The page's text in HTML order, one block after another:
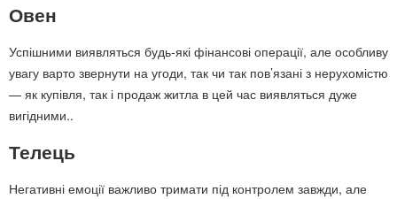
Овен
Успішними виявляться будь-які фінансові операції, але особливу
увагу варто звернути на угоди, так чи так пов’язані з нерухомістю
— як купівля, так і продаж житла в цей час виявляться дуже
вигідними..
Телець
Негативні емоції важливо тримати під контролем завжди, але